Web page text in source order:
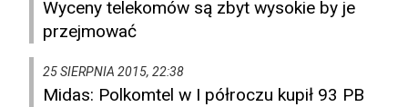
Wyceny telekomów są zbyt wysokie by je
przejmować
25 SIERPNIA 2015, 22:38
Midas: Polkomtel w I półroczu kupił 93 PB